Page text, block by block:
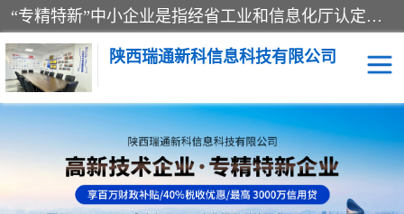
“专精特新”中小企业是指经省工业和信息化厅认定，专注于细分市场、掌握关键核心技术、创新能力强、市场占有率高、质量效益优，在专业化、精细化、特色化、新颖化等方面表现突出的中小企业。
陕西瑞通新科信息科技有限公司